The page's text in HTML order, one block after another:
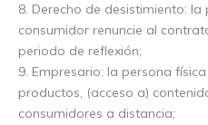
8. Derecho de desistimiento:
consumidor renuncie al
periodo de reflexión;
9. Empresario: la persona
productos, (acceso a)
consumidores a distancia;